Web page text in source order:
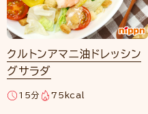
クルトンアマニ油ドレッシン
グサラダ
15分 75kcal